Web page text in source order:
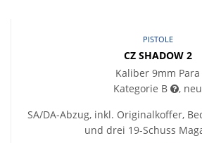
PISTOLE
CZ SHADOW 2
Kaliber 9mm Para
Kategorie B
, neu
SA/DA-Abzug, inkl. Originalkoffer,
und drei 19-Schuss